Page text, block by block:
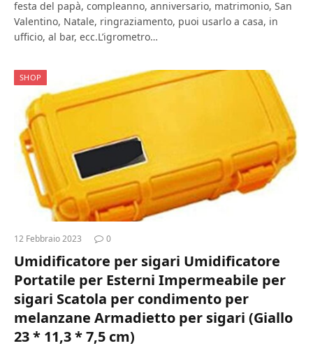
festa del papà, compleanno, anniversario, matrimonio, San
Valentino, Natale, ringraziamento, puoi usarlo a casa, in
ufficio, al bar, ecc.L’igrometro…
SHOP
12 Febbraio 2023 0
Umidificatore per sigari Umidificatore
Portatile per Esterni Impermeabile per
sigari Scatola per condimento per
melanzane Armadietto per sigari (Giallo
23 * 11,3 * 7,5 cm)